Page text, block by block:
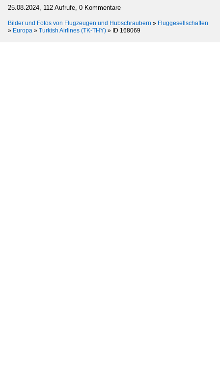
25.08.2024, 112 Aufrufe, 0 Kommentare
Bilder und Fotos von Flugzeugen und Hubschraubern » Fluggesellschaften
» Europa » Turkish Airlines (TK-THY) » ID 168069